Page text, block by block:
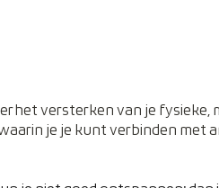
het versterken van je fysieke,
je je kunt verbinden met